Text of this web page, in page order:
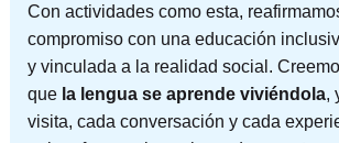
Con actividades como esta,
compromiso con una educación
y vinculada a la realidad social.
que la lengua se aprende viviéndola,
visita, cada conversación y cada